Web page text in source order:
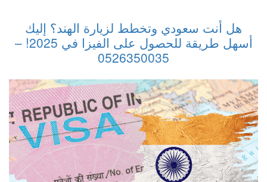
هل أنت سعودي وتخطط لزيارة الهند؟ إليك
أسهل طريقة للحصول على الفيزا في 2025! –
0526350035